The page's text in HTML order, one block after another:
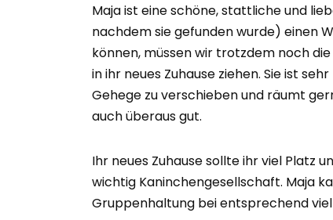
Maja ist eine schöne, stattliche und
nachdem sie gefunden wurde) einen
können, müssen wir trotzdem noch
in ihr neues Zuhause ziehen. Sie ist
Gehege zu verschieben und räumt
auch überaus gut.
Ihr neues Zuhause sollte ihr viel Platz
wichtig Kaninchengesellschaft. Maja
Gruppenhaltung bei entsprechend